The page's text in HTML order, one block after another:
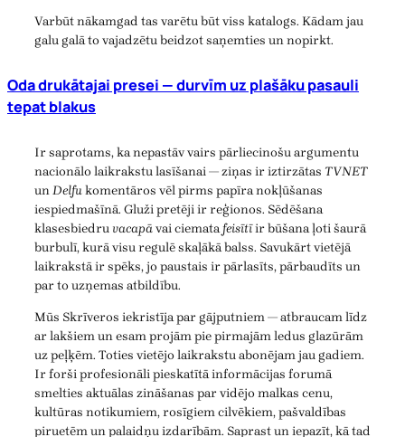
Varbūt nākamgad tas varētu būt viss katalogs. Kādam jau
galu galā to vajadzētu beidzot saņemties un nopirkt.
Oda drukātajai presei — durvīm uz plašāku pasauli
tepat blakus
Ir saprotams, ka nepastāv vairs pārliecinošu argumentu
nacionālo laikrakstu lasīšanai — ziņas ir iztirzātas TVNET
unDelfukomentāros vēl pirms papīra nokļūšanas
iespiedmašīnā. Gluži pretēji ir reģionos. Sēdēšana
klasesbiedruvacapāvai ciematafeisītīir būšana ļoti šaurā
burbulī, kurā visu regulē skaļākā balss. Savukārt vietējā
laikrakstā ir spēks, jo paustais ir pārlasīts, pārbaudīts un
par to uzņemas atbildību.
Mūs Skrīveros iekristīja par gājputniem — atbraucam līdz
ar lakšiem un esam projām pie pirmajām ledus glazūrām
uz peļķēm. Toties vietējo laikrakstu abonējam jau gadiem.
Ir forši profesionāli pieskatītā informācijas forumā
smelties aktuālas zināšanas par vidējo malkas cenu,
kultūras notikumiem, rosīgiem cilvēkiem, pašvaldības
piruetēm un palaidņu izdarībām. Saprast un iepazīt, kā tad